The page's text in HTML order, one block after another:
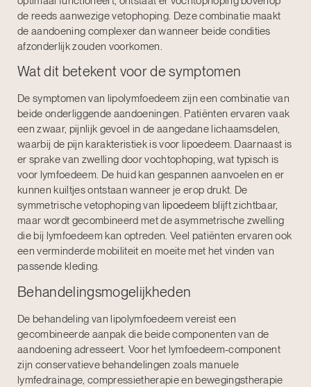
de reeds aanwezige vetophoping. Deze combinatie maakt
de aandoening complexer dan wanneer beide condities
afzonderlijk zouden voorkomen.
Wat dit betekent voor de symptomen
De symptomen van lipolymfoedeem zijn een combinatie van
beide onderliggende aandoeningen. Patiënten ervaren vaak
een zwaar, pijnlijk gevoel in de aangedane lichaamsdelen,
waarbij de pijn karakteristiek is voor lipoedeem. Daarnaast is
er sprake van zwelling door vochtophoping, wat typisch is
voor lymfoedeem. De huid kan gespannen aanvoelen en er
kunnen kuiltjes ontstaan wanneer je erop drukt. De
symmetrische vetophoping van lipoedeem blijft zichtbaar,
maar wordt gecombineerd met de asymmetrische zwelling
die bij lymfoedeem kan optreden. Veel patiënten ervaren ook
een verminderde mobiliteit en moeite met het vinden van
passende kleding.
Behandelingsmogelijkheden
De behandeling van lipolymfoedeem vereist een
gecombineerde aanpak die beide componenten van de
aandoening adresseert. Voor het lymfoedeem-component
zijn conservatieve behandelingen zoals manuele
lymfedrainage, compressietherapie en bewegingstherapie